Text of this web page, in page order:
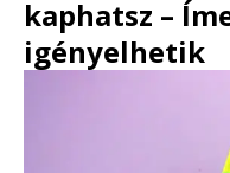
kaphatsz –
igényelhetik